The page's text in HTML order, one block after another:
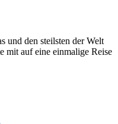
und den steilsten der Welt
mit auf eine einmalige Reise